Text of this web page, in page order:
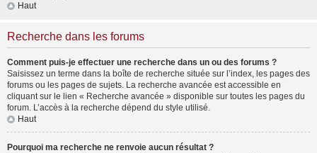
Haut
Recherche dans les forums
Comment puis-je effectuer une recherche dans un ou des forums ?
Saisissez un terme dans la boîte de recherche située sur l’index, les pages des
forums ou les pages de sujets. La recherche avancée est accessible en
cliquant sur le lien « Recherche avancée » disponible sur toutes les pages du
forum. L’accès à la recherche dépend du style utilisé.
Haut
Pourquoi ma recherche ne renvoie aucun résultat ?